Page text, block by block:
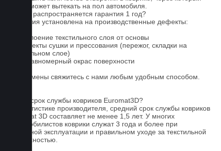
влага может вытекать на пол автомобиля.
На что распространяется гарантия 1 год?
Гарантия установлена на производственные дефекты:
1. Отслоение текстильного слоя от основы
2. Дефекты сушки и прессования (пережог, складки на
текстильном слое)
3. Неравномерный окрас поверхности
Для замены свяжитесь с нами любым удобным способом.
Какой срок службы ковриков Euromat3D?
По статистике производителя, средний срок службы ковриков
Euromat 3D составляет не менее 1,5 лет. У многих
автомобилистов коврики служат 3 года и более при
бережной эксплуатации и правильном уходе за текстильной
поверхностью.